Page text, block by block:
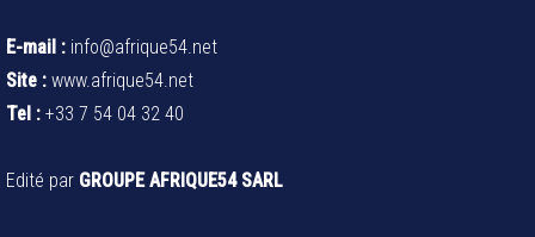
E-mail : info@afrique54.net
Site : www.afrique54.net
Tel : +33 7 54 04 32 40
Edité par GROUPE AFRIQUE54 SARL